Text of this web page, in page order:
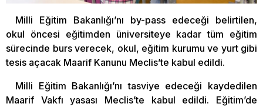
Milli Eğitim Bakanlığı’nı by-pass edeceği belirtilen,
okul öncesi eğitimden üniversiteye kadar tüm eğitim
sürecinde burs verecek, okul, eğitim kurumu ve yurt gibi
tesis açacak Maarif Kanunu Meclis’te kabul edildi.
Milli Eğitim Bakanlığı’nı tasviye edeceği kaydedilen
Maarif Vakfı yasası Meclis’te kabul edildi. Eğitim’de